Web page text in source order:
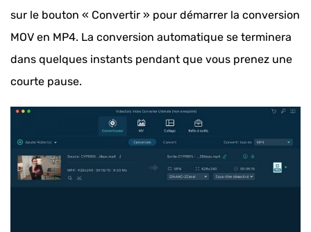
sur le bouton « Convertir » pour démarrer la conversion
MOV en MP4. La conversion automatique se terminera
dans quelques instants pendant que vous prenez une
courte pause.